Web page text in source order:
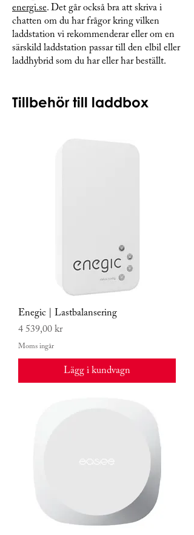
energi.se. Det går också bra att skriva i
chatten om du har frågor kring vilken
laddstation vi rekommenderar eller om en
särskild laddstation passar till den elbil eller
laddhybrid som du har eller har beställt.
Tillbehör till laddbox
Enegic | Lastbalansering
Pris
4 539,00 kr
Moms ingår
Lägg i kundvagn